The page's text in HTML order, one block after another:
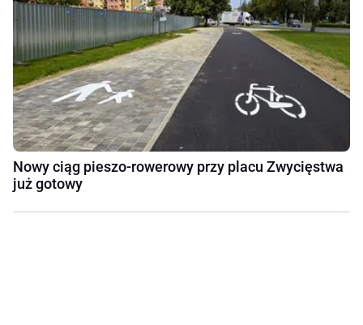
Nowy ciąg pieszo-rowerowy przy placu Zwycięstwa
już gotowy